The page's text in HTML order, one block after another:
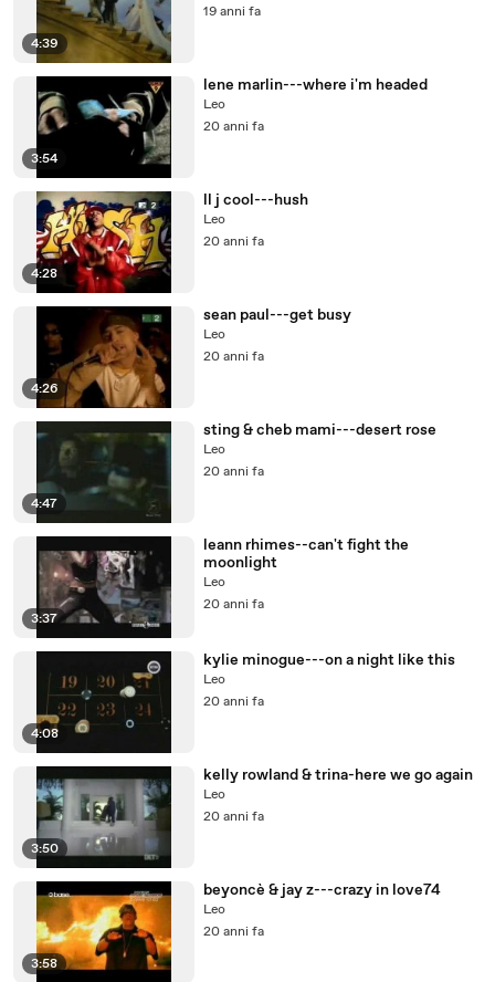
4:39
19 anni fa
3:54
lene marlin---where i'm headed
Leo
20 anni fa
4:28
ll j cool---hush
Leo
20 anni fa
4:26
sean paul---get busy
Leo
20 anni fa
4:47
sting & cheb mami---desert rose
Leo
20 anni fa
3:37
leann rhimes--can't fight the
moonlight
Leo
20 anni fa
4:08
kylie minogue---on a night like this
Leo
20 anni fa
3:50
kelly rowland & trina-here we go again
Leo
20 anni fa
3:58
beyoncè & jay z---crazy in love74
Leo
20 anni fa